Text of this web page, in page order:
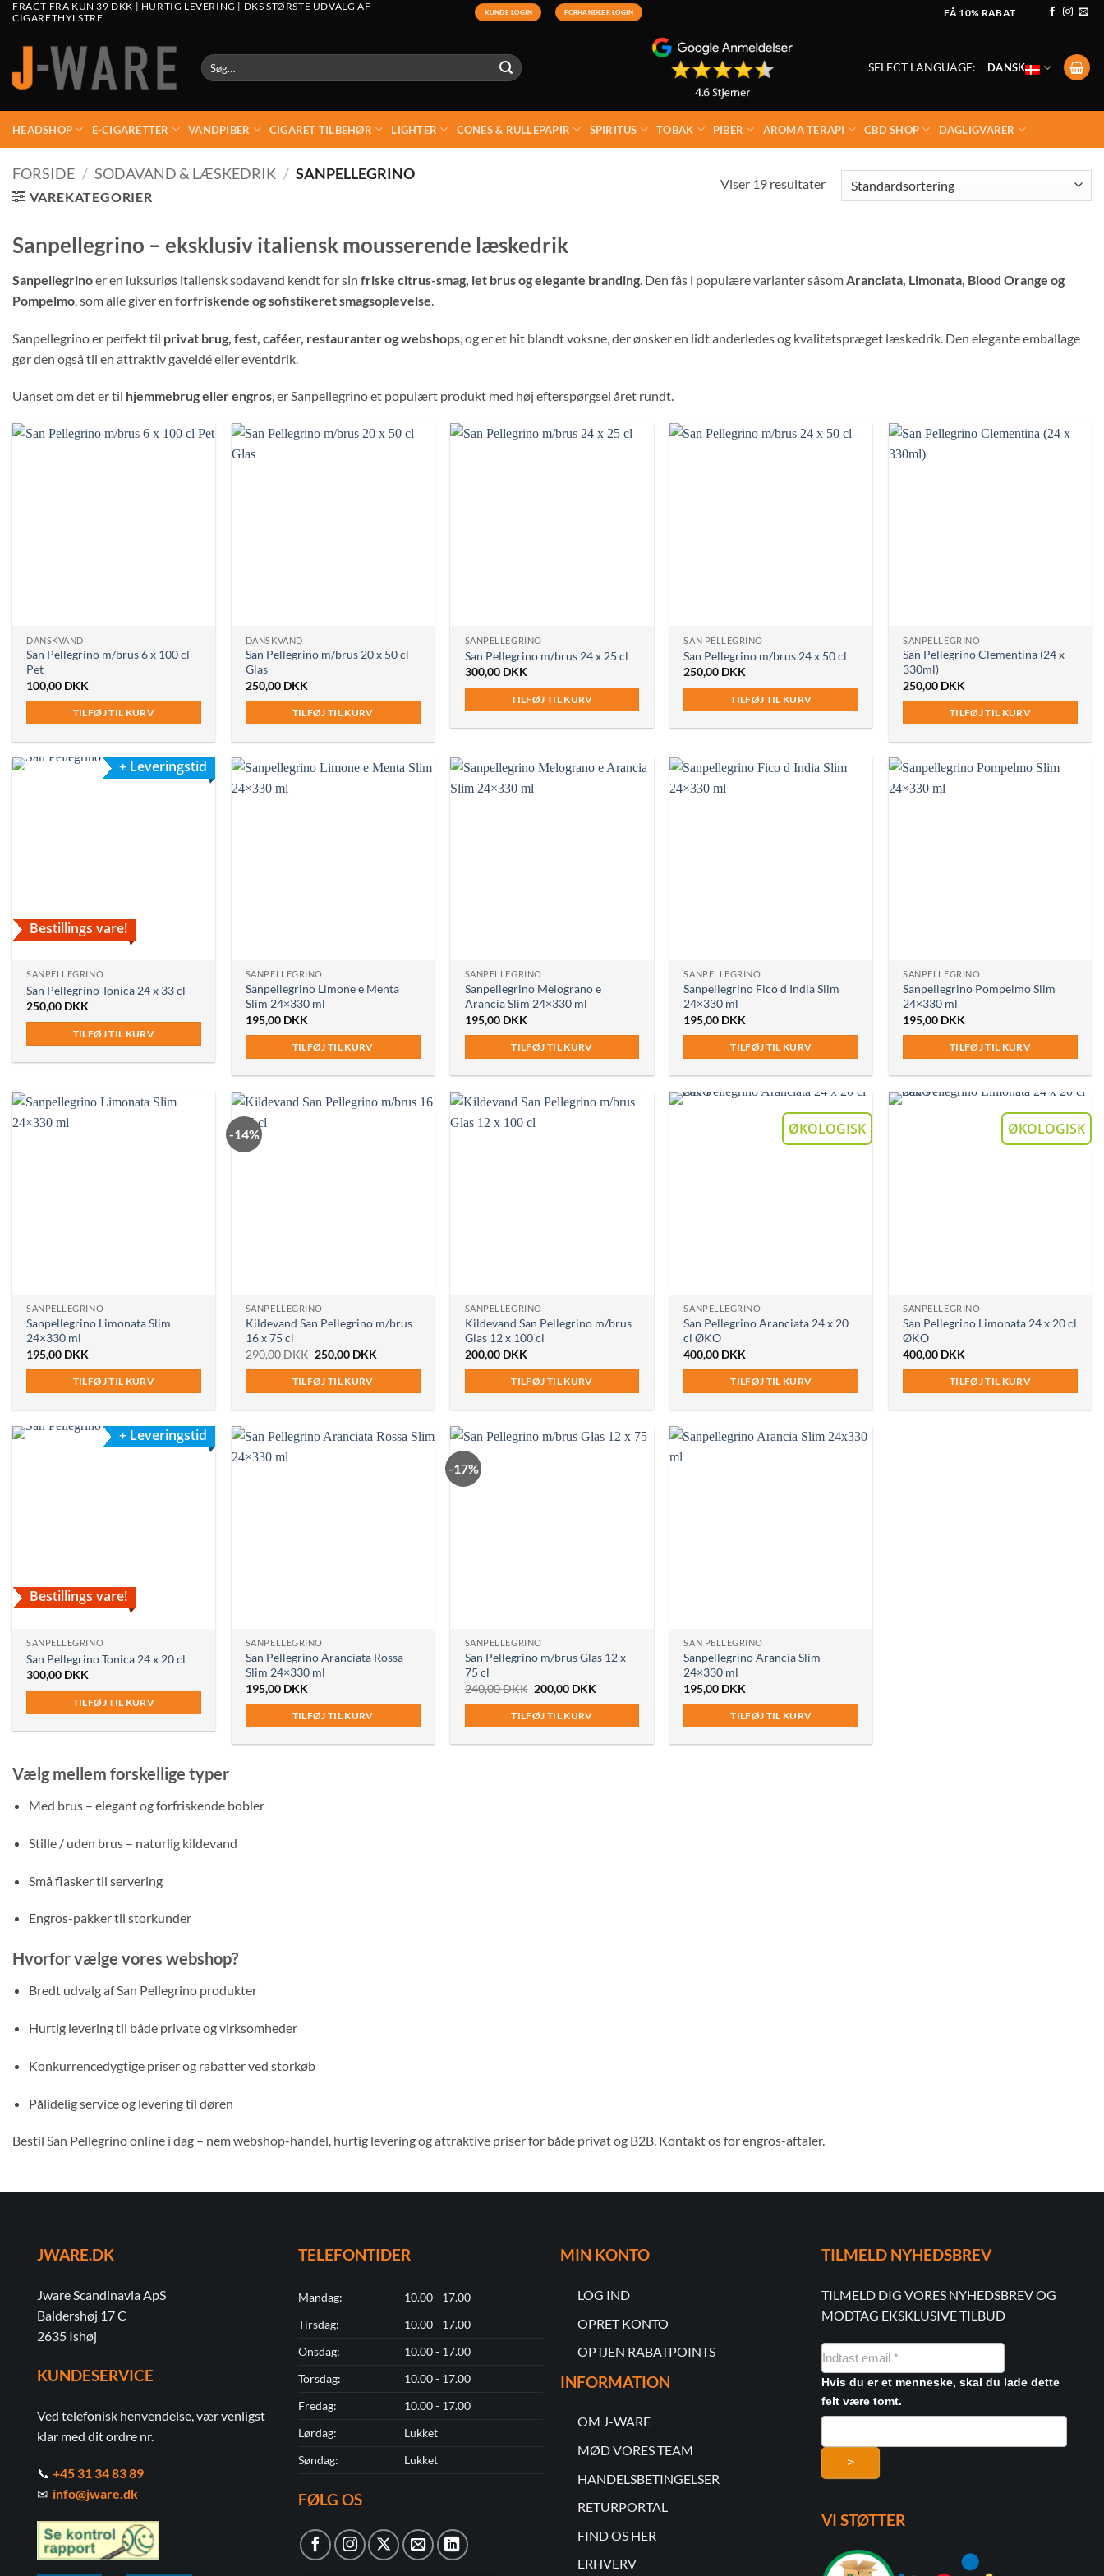
FRAGT FRA KUN 39 DKK | HURTIG LEVERING | DKS STØRSTE UDVALG AF
CIGARETHYLSTRE
KUNDE LOGIN FORHANDLER LOGIN FÅ 10% RABAT
Søg
efter:
SELECT LANGUAGE: DANSK
HEADSHOP E-CIGARETTER VANDPIBER CIGARET TILBEHØR LIGHTER CONES & RULLEPAPIR SPIRITUS TOBAK PIBER AROMA TERAPI CBD SHOP DAGLIGVARER
FORSIDE / SODAVAND & LÆSKEDRIK / SANPELLEGRINO
VAREKATEGORIER
Viser 19 resultater
Sanpellegrino – eksklusiv italiensk mousserende læskedrik
Sanpellegrinoer en luksuriøs italiensk sodavand kendt for sin friske citrus-smag, let brus og elegante branding . Den fås i populære varianter såsom Aranciata, Limonata, Blood Orange og
Pompelmo , som alle giver en forfriskende og sofistikeret smagsoplevelse
Sanpellegrino er perfekt til privat brug, fest, caféer, restauranter og webshops , og er et hit blandt voksne, der ønsker en lidt anderledes og kvalitetspræget læskedrik. Den elegante emballage
gør den også til en attraktiv gaveidé eller eventdrik.
Uanset om det er til hjemmebrug eller engros, er Sanpellegrino et populært produkt med høj efterspørgsel året rundt.
DANSKVAND
San Pellegrino m/brus 6 x 100 cl
Pet
100,00 DKK
TILFØJ TIL KURV
DANSKVAND
San Pellegrino m/brus 20 x 50 cl
Glas
250,00 DKK
TILFØJ TIL KURV
SANPELLEGRINO
San Pellegrino m/brus 24 x 25 cl
300,00 DKK
TILFØJ TIL KURV
SAN PELLEGRINO
San Pellegrino m/brus 24 x 50 cl
250,00 DKK
TILFØJ TIL KURV
SANPELLEGRINO
San Pellegrino Clementina (24 x
330ml)
250,00 DKK
TILFØJ TIL KURV
Bestillings vare!
+ Leveringstid
SANPELLEGRINO
San Pellegrino Tonica 24 x 33 cl
250,00 DKK
TILFØJ TIL KURV
SANPELLEGRINO
Sanpellegrino Limone e Menta
Slim 24×330 ml
195,00 DKK
TILFØJ TIL KURV
SANPELLEGRINO
Sanpellegrino Melograno e
Arancia Slim 24×330 ml
195,00 DKK
TILFØJ TIL KURV
SANPELLEGRINO
Sanpellegrino Fico d India Slim
24×330 ml
195,00 DKK
TILFØJ TIL KURV
SANPELLEGRINO
Sanpellegrino Pompelmo Slim
24×330 ml
195,00 DKK
TILFØJ TIL KURV
SANPELLEGRINO
Sanpellegrino Limonata Slim
24×330 ml
195,00 DKK
TILFØJ TIL KURV
-14%
SANPELLEGRINO
Kildevand San Pellegrino m/brus
16 x 75 cl
290,00DKK Den
oprindelige
pris
var:
250,00 DKK
TILFØJ TIL KURV
SANPELLEGRINO
Kildevand San Pellegrino m/brus
Glas 12 x 100 cl
200,00 DKK
TILFØJ TIL KURV
ØKOLOGISK
SANPELLEGRINO
San Pellegrino Aranciata 24 x 20
cl ØKO
400,00 DKK
TILFØJ TIL KURV
ØKOLOGISK
SANPELLEGRINO
San Pellegrino Limonata 24 x 20 cl
ØKO
400,00 DKK
TILFØJ TIL KURV
+ Leveringstid
Bestillings vare!
SANPELLEGRINO
San Pellegrino Tonica 24 x 20 cl
300,00 DKK
TILFØJ TIL KURV
SANPELLEGRINO
San Pellegrino Aranciata Rossa
Slim 24×330 ml
195,00 DKK
TILFØJ TIL KURV
-17%
SANPELLEGRINO
San Pellegrino m/brus Glas 12 x
75 cl
240,00DKK Den
oprindelige
pris
var:
200,00 DKKDen
TILFØJ TIL KURV
SAN PELLEGRINO
Sanpellegrino Arancia Slim
24×330 ml
195,00 DKK
TILFØJ TIL KURV
Vælg mellem forskellige typer
Med brus – elegant og forfriskende bobler
Stille / uden brus – naturlig kildevand
Små flasker til servering
Engros-pakker til storkunder
Hvorfor vælge vores webshop?
Bredt udvalg af San Pellegrino produkter
Hurtig levering til både private og virksomheder
Konkurrencedygtige priser og rabatter ved storkøb
Pålidelig service og levering til døren
Bestil San Pellegrino online i dag – nem webshop-handel, hurtig levering og attraktive priser for både privat og B2B. Kontakt os for engros-aftaler.
JWARE.DK
Jware Scandinavia ApS
Baldershøj 17 C
2635 Ishøj
KUNDESERVICE
Ved telefonisk henvendelse, vær venligst
klar med dit ordre nr.
📞 +45 31 34 83 89
✉ info@jware.dk
TELEFONTIDER
Mandag:
10.00 - 17.00
Tirsdag:
10.00 - 17.00
Onsdag:
10.00 - 17.00
Torsdag:
10.00 - 17.00
Fredag:
10.00 - 17.00
Lørdag:
Lukket
Søndag:
Lukket
FØLG OS
MIN KONTO
LOG IND
OPRET KONTO
OPTJEN RABATPOINTS
INFORMATION
OM J-WARE
MØD VORES TEAM
HANDELSBETINGELSER
RETURPORTAL
FIND OS HER
ERHVERV
TILMELD NYHEDSBREV
TILMELD DIG VORES NYHEDSBREV OG
MODTAG EKSKLUSIVE TILBUD
NYHEDSMAIL
FORMULAR
Hvis du er et menneske, skal du lade dette
felt være tomt.
>
VI STØTTER